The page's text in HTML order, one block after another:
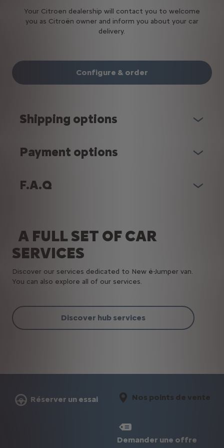
Your Citroen dealership will contact you to welcome
you as Citroën owner and inform you about your car
delivery.
Configure & order
Shipping options
Payment options
F.A.Q
A FULL SET OF CAR
SERVICES
Discover our services dedicated to New ë-Jumper van.
You can also explore all of our services.
Discover hub services
Réserver un essai Nos points de vente
Demander une offre